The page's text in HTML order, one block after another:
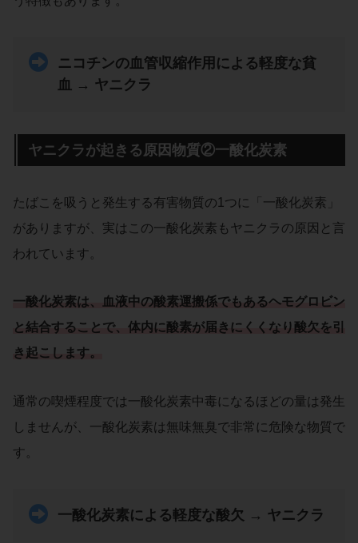
ニコチンの血管収縮作用による軽度な貧
血 → ヤニクラ
ヤニクラが起きる原因物質②一酸化炭素
たばこを吸うと発生する有害物質の1つに「一酸化炭素」
がありますが、実はこの一酸化炭素もヤニクラの原因と言
われています。
一酸化炭素は、血液中の酸素運搬係でもあるヘモグロビン
と結合することで、体内に酸素が届きにくくなり酸欠を引
き起こします。
通常の喫煙程度では一酸化炭素中毒になるほどの量は発生
しませんが、一酸化炭素は無味無臭で非常に危険な物質で
す。
一酸化炭素による軽度な酸欠 → ヤニクラ